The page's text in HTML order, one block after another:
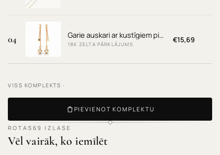
04 Garie auskari ar kustīgiem piekariņiem
18K ZELTA PĀRKLĀJUMS
€15,69
VISS KOMPLEKTS ·
PIEVIENOT KOMPLEKTU
ROTAS69 IZLASE
Vēl vairāk, ko iemīlēt